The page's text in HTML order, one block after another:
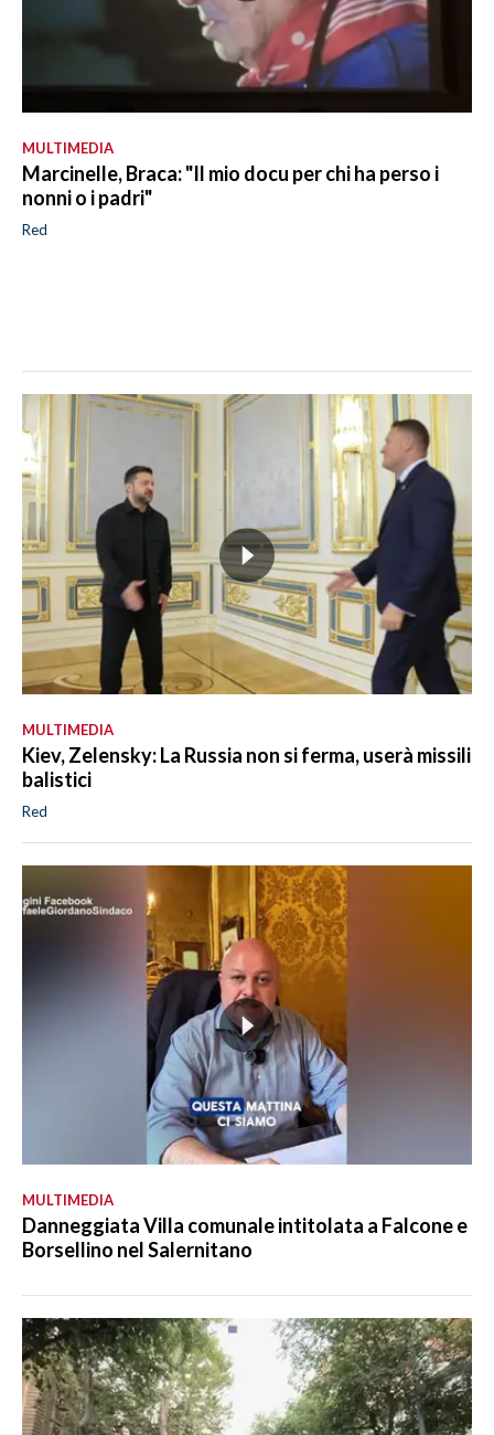
MULTIMEDIA
Marcinelle, Braca: "Il mio docu per chi ha perso i
nonni o i padri"
Red
MULTIMEDIA
Kiev, Zelensky: La Russia non si ferma, userà missili
balistici
Red
MULTIMEDIA
Danneggiata Villa comunale intitolata a Falcone e
Borsellino nel Salernitano